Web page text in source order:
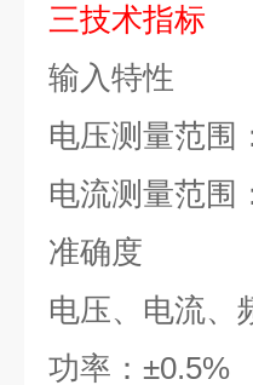
三技术指标
输入特性
电压测量范围
电流测量范围
准确度
电压、电流、
功率： ±0.5%